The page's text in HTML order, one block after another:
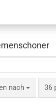
nach
nach 36